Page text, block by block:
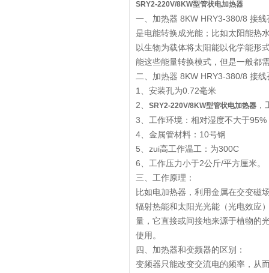
SRY2-220V/8KW型管状电加热器
一、加热器 8KW HRY3-380/8 接
是电能转换成光能；比如太阳能热
以生物为载体将太阳能以化学能形
能这些能量转换模式，但是一般都
二、加热器 8KW HRY3-380/8 接
1、安装孔为0.72毫米
2、 SRY2-220V/8KW型管状电加热器
3、工作环境：相对湿度不大于
4、金属管材料：10号钢
5、zui高工作温工：为300C
6、工作压力小于2公斤/平方厘米。
三、工作原理：
比如电加热器，利用金属在交变磁
辐射热能和太阳光光能（光电效应
量，它直接或间接地来源于植物的
使用。
四、加热器和变频器的区别：
变频器只能改变交流电的频率，从